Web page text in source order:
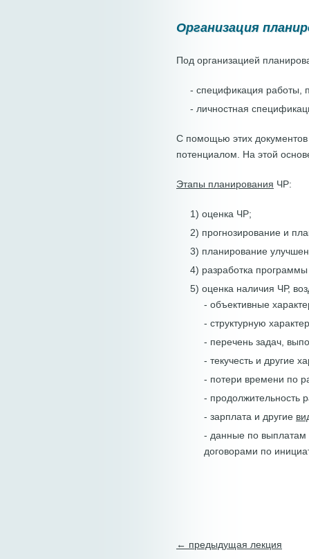
Организация
Под организацией
- спецификация работы,
- личностная
С помощью этих
потенциалом. На этой
Этапы планирования ЧР:
1) оценка ЧР;
2) прогнозирование и
3) планирование
4) разработка
5) оценка наличия ЧР,
- объективные
- структурную
- перечень задач,
- текучесть и другие
- потери времени по
- продолжительность
- зарплата и другие
- данные по выплатам
договорами по
← предыдущая лекция